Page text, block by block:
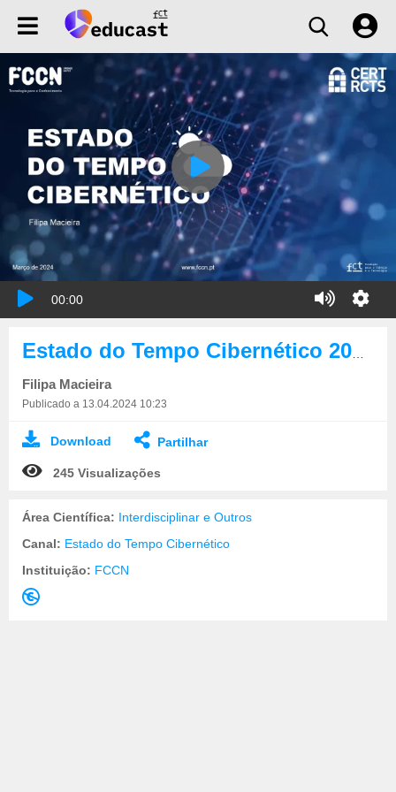
00:00
Filipa Macieira
Publicado a 13.04.2024 10:23
Download Partilhar
245 Visualizações
Área Científica: Interdisciplinar e Outros
Canal: Estado do Tempo Cibernético
Instituição: FCCN